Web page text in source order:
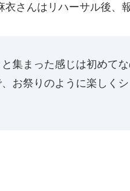
さんはリハーサル後、
集まった感じは初めて
お祭りのように楽しく